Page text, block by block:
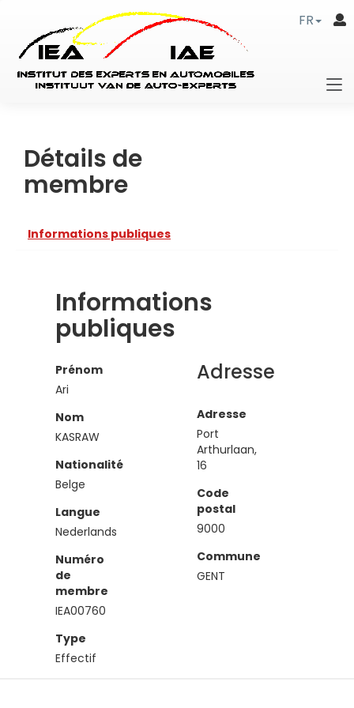
FR
Détails de
membre
Informations publiques
Informations
publiques
Prénom
Ari
Nom
KASRAW
Nationalité
Belge
Langue
Nederlands
Numéro
de
membre
IEA00760
Type
Effectif
Adresse
Adresse
Port
Arthurlaan,
16
Code
postal
9000
Commune
GENT